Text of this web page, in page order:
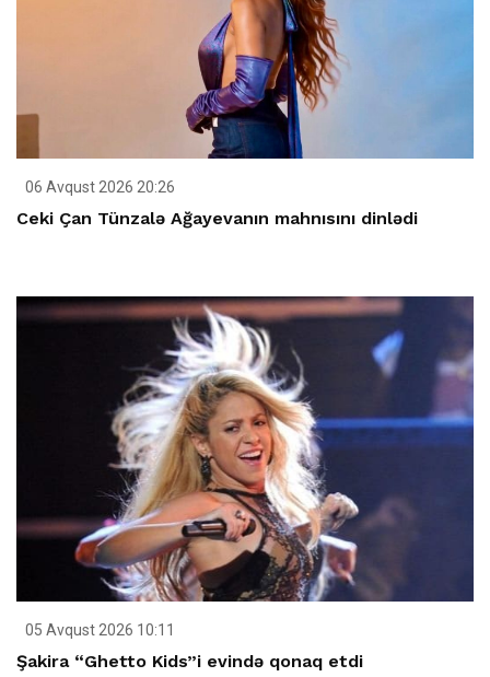
06 Avqust 2026 20:26
Ceki Çan Tünzalə Ağayevanın mahnısını dinlədi
05 Avqust 2026 10:11
Şakira “Ghetto Kids”i evində qonaq etdi